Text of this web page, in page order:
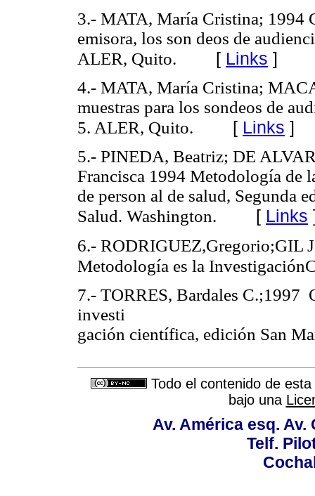
3.- MATA, María Cristina; 1994
emisora, los son deos de
ALER, Quito. [ Links ]
4.- MATA, María Cristina;
muestras para los sondeos de
5. ALER, Quito. [ Links ]
5.- PINEDA, Beatriz; DE
Francisca 1994 Metodología de
de person al de salud, Segunda
Salud. Washington. [ Links
6.- RODRIGUEZ,Gregorio;GIL
Metodología es la
7.- TORRES, Bardales C.;1997
investi
gación científica, edición San
Todo el contenido de
bajo una
Av. América esq.
Telf.